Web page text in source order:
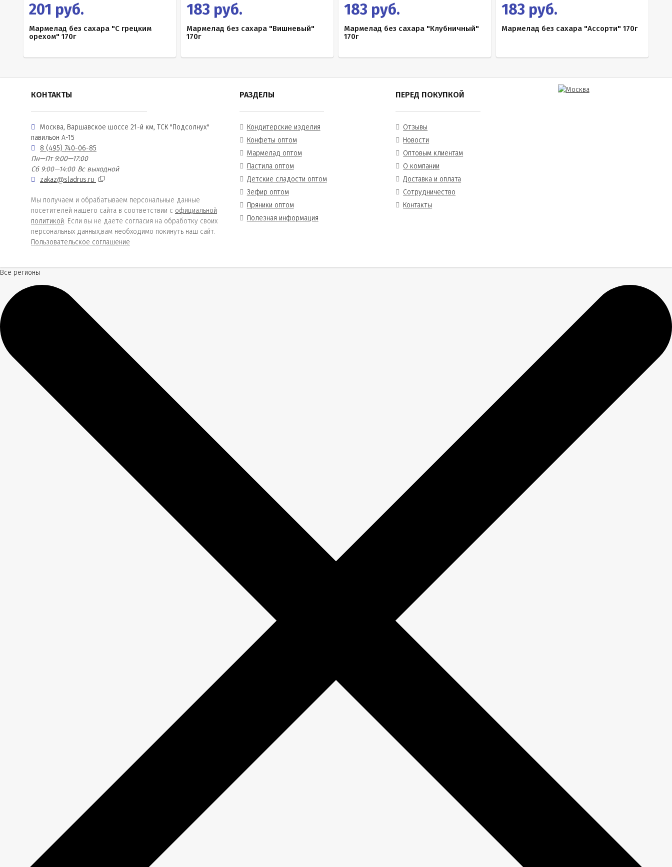
201 руб.
Мармелад без сахара "С грецким
орехом" 170г
183 руб.
Мармелад без сахара "Вишневый"
170г
183 руб.
Мармелад без сахара "Клубничный"
170г
183 руб.
Мармелад без сахара "Ассорти" 170г
КОНТАКТЫ
Москва, Варшавское шоссе 21-й км, ТСК "Подсолнух"
павильон А-15
8 (495) 740-06-85
Пн—Пт 9:00—17:00
Сб 9:00—14:00 Вс выходной
zakaz@sladrus.ru
Мы получаем и обрабатываем персональные данные
посетителей нашего сайта в соответствии с официальной
политикой. Если вы не даете согласия на обработку своих
персональных данных,вам необходимо покинуть наш сайт.
Пользовательское соглашение
РАЗДЕЛЫ
Кондитерские изделия
Конфеты оптом
Мармелад оптом
Пастила оптом
Детские сладости оптом
Зефир оптом
Пряники оптом
Полезная информация
ПЕРЕД ПОКУПКОЙ
Отзывы
Новости
Оптовым клиентам
О компании
Доставка и оплата
Сотрудничество
Контакты
Все регионы